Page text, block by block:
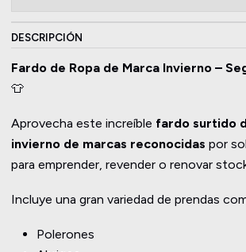
DESCRIPCIÓN
Fardo de Ropa de Marca Invierno –
👕
Aprovecha este increíble fardo surtido
invierno de marcas reconocidas por
para emprender, revender o renovar
Incluye una gran variedad de prendas
Polerones